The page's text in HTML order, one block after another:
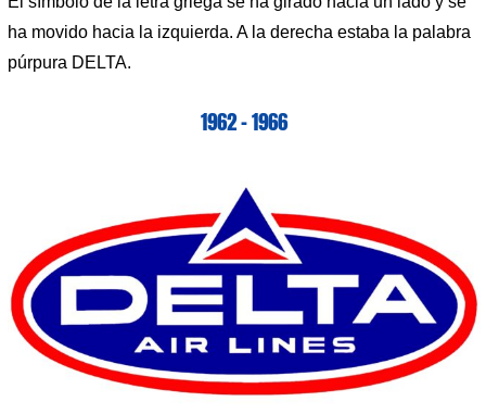
ha movido hacia la izquierda. A la derecha estaba la palabra
púrpura DELTA.
1962 – 1966